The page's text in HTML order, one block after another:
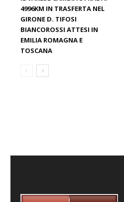
4996KM IN TRASFERTA NEL
GIRONE D. TIFOSI
BIANCOROSSI ATTESI IN
EMILIA ROMAGNA E
TOSCANA